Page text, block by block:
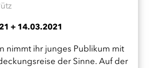
nimmt ihr junges Publikum mit
der Sinne. Auf der
+ 14.03.2021